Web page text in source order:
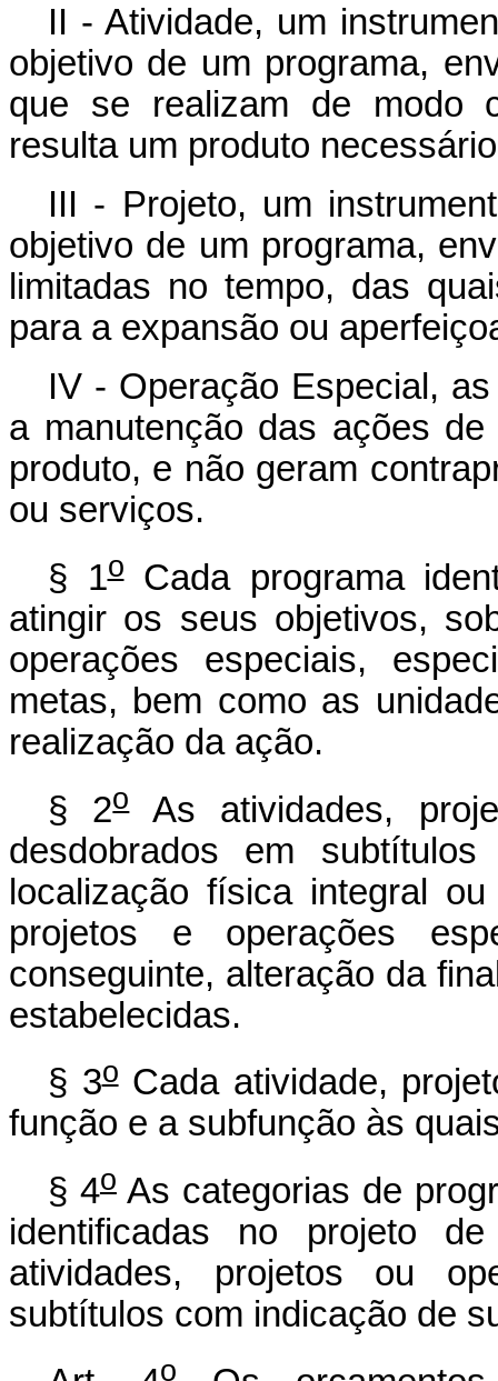
II - Atividade, um
objetivo de um programa,
que se realizam de modo
resulta um produto
III - Projeto, um
objetivo de um programa,
limitadas no tempo, das
para a expansão ou
IV - Operação Especial,
a manutenção das ações
produto, e não geram
ou serviços.
§ 1oCada programa
atingir os seus objetivos,
operações especiais,
metas, bem como as
realização da ação.
§ 2oAs atividades,
desdobrados em subtítulos
localização física integral
projetos e operações
conseguinte, alteração da
estabelecidas.
§ 3oCada atividade,
função e a subfunção às
§ 4oAs categorias de
identificadas no projeto
atividades, projetos ou
subtítulos com indicação de
o